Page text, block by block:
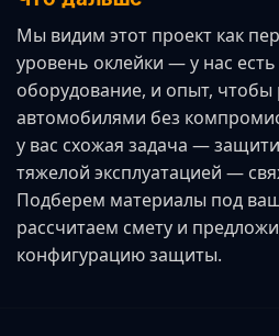
Мы видим этот проект как
уровень оклейки — у нас
оборудование, и опыт,
автомобилями без
у вас схожая задача —
тяжелой эксплуатацией —
Подберем материалы под
рассчитаем смету и
конфигурацию защиты.